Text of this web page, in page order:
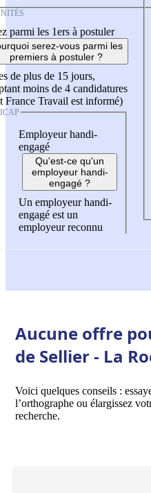
parmi les 1ers à postuler
serez-vous parmi les
premiers à postuler ?
de plus de 15 jours,
moins de 4 candidatures
France Travail est informé)
Employeur handi-
engagé
Qu'est-ce qu'un
employeur handi-
engagé ?
Un employeur handi-
engagé est un
employeur reconnu
Aucune offre
de Sellier - La
Voici quelques conseils :
l’orthographe ou élargissez
recherche.